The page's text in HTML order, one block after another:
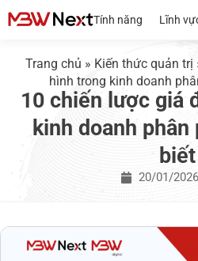
Tính năng Lĩnh
Trang chủ » Kiến thức quản trị
hình trong kinh doanh
10 chiến lược giá
kinh doanh phân
biết
20/01/